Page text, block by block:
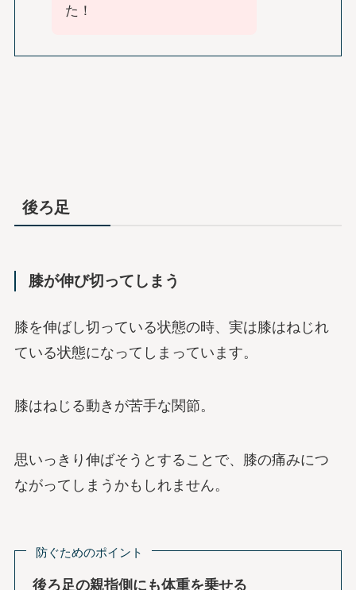
た！
後ろ足
膝が伸び切ってしまう
膝を伸ばし切っている状態の時、実は膝はねじれ
ている状態になってしまっています。
膝はねじる動きが苦手な関節。
思いっきり伸ばそうとすることで、膝の痛みにつ
ながってしまうかもしれません。
防ぐためのポイント
後ろ足の親指側にも体重を乗せる